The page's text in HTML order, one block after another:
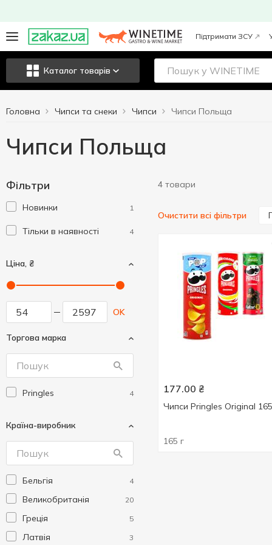
Підтримати ЗСУ
Каталог товарів
Головна Чипси та снеки Чипси Чипси Польща
Чипси Польща
Фільтри
Новинки 1
Тільки в наявності 4
Ціна, ₴
OK
Торгова марка
Pringles 4
Країна-виробник
Бельгія 4
Великобританія 20
Греція 5
Латвія 3
4 товари
Очистити всі фільтри
177.00 ₴
Чипси Pringles Original
165 г